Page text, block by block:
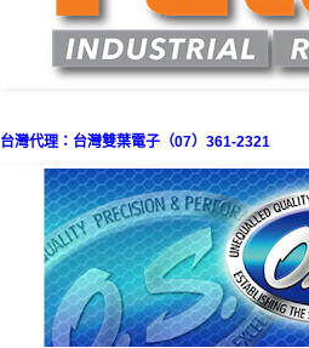
台灣代理：台灣雙葉電子（07）361-2321